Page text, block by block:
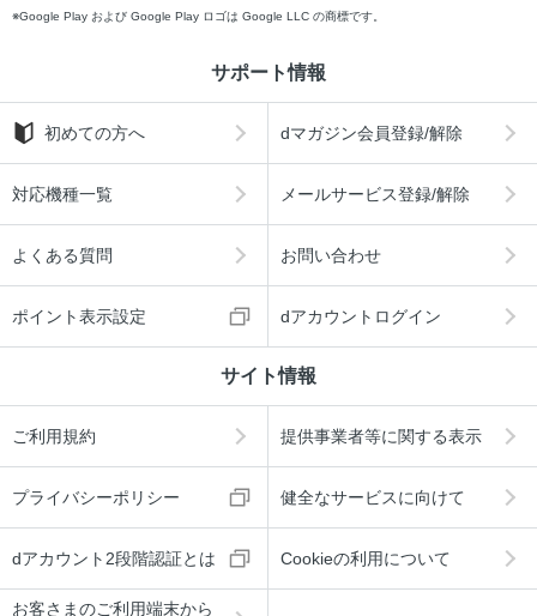
Google Play および Google Play ロゴは Google LLC の商標です。
サポート情報
初めての方へ dマガジン会員登録/解除
対応機種一覧 メールサービス登録/解除
よくある質問 お問い合わせ
ポイント表示設定 dアカウントログイン
サイト情報
ご利用規約 提供事業者等に関する表示
プライバシーポリシー 健全なサービスに向けて
dアカウント2段階認証とは Cookieの利用について
お客さまのご利用端末から